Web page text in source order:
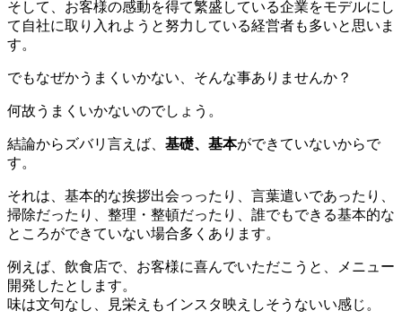
そして、お客様の感動を得て繁盛している企業をモデルにし
て自社に取り入れようと努力している経営者も多いと思いま
す。
でもなぜかうまくいかない、そんな事ありませんか？
何故うまくいかないのでしょう。
結論からズバリ言えば、 基礎、基本ができていないからで
す。
それは、基本的な挨拶出会っったり、言葉遣いであったり、
掃除だったり、整理・整頓だったり、誰でもできる基本的な
ところができていない場合多くあります。
例えば、飲食店で、お客様に喜んでいただこうと、メニュー
開発したとします。
味は文句なし、見栄えもインスタ映えしそうないい感じ。